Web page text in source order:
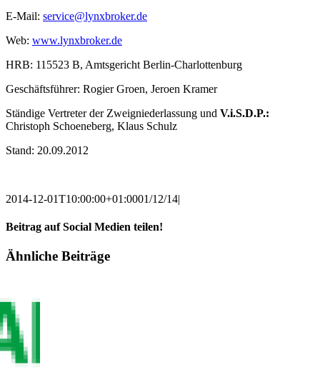
E-Mail: service@lynxbroker.de
Web: www.lynxbroker.de
HRB: 115523 B, Amtsgericht Berlin-Charlottenburg
Geschäftsführer: Rogier Groen, Jeroen Kramer
Ständige Vertreter der Zweigniederlassung und V.i.S.D.P.:
Christoph Schoeneberg, Klaus Schulz
Stand: 20.09.2012
2014-12-01T10:00:00+01:0001/12/14|
Beitrag auf Social Medien teilen!
Facebook
Twitter
Pinterest
Vk
E-
Ähnliche Beiträge